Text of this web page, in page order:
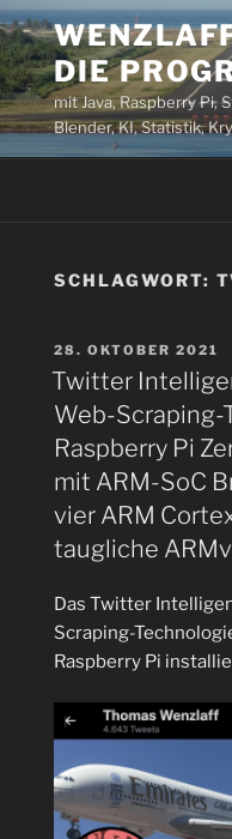
Zum
Inhalt
springenDIE
mit Java, Raspberry Pi,
Blender, KI, Statistik,
SCHLAGWORT:
VERÖFFENTLICHT
AM
28. OKTOBER 2021
Twitter
Web-Scraping-
Raspberry Pi
mit ARM-SoC
vier ARM
taugliche
Das Twitter
Scraping-
Raspberry Pi